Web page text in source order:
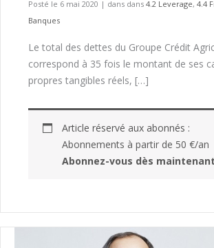
Posté le 6 mai 2020 | dans dans 4.2 Leverage, 4.4
Banques
Le total des dettes du Groupe Crédit
correspond à 35 fois le montant de ses
propres tangibles réels, […]
Article réservé aux abonnés :
Abonnements à partir de 50 €/an
Abonnez-vous dès